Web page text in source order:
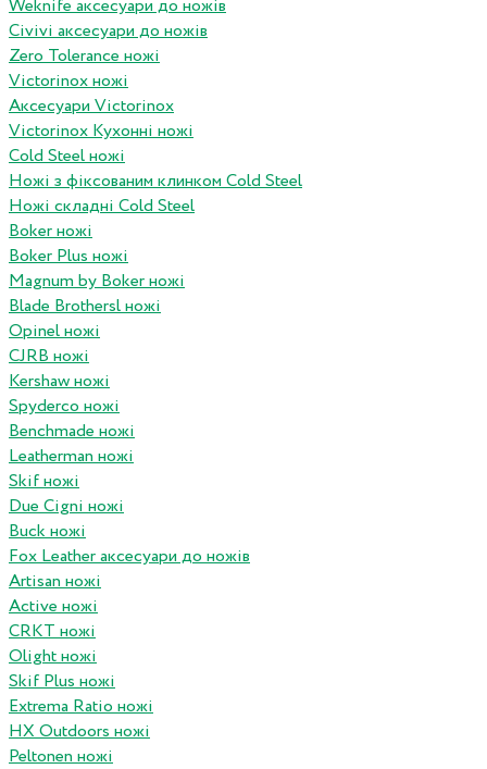
Weknife аксесуари до ножів
Civivi аксесуари до ножів
Zero Tolerance ножі
Victorinox ножі
Аксесуари Victorinox
Victorinox Кухонні ножі
Cold Steel ножі
Ножі з фіксованим клинком Cold Steel
Ножі складні Cold Steel
Boker ножі
Boker Plus ножі
Magnum by Boker ножі
Blade Brothersl ножі
Opinel ножі
CJRB ножі
Kershaw ножі
Spyderco ножі
Benchmade ножі
Leatherman ножі
Skif ножі
Due Cigni ножі
Buck ножі
Fox Leather аксесуари до ножів
Artisan ножі
Active ножі
CRKT ножі
Olight ножі
Skif Plus ножі
Extrema Ratio ножі
HX Outdoors ножі
Peltonen ножі